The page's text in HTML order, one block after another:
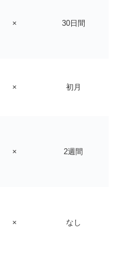
× 30日間
× 初月
× 2週間
× なし